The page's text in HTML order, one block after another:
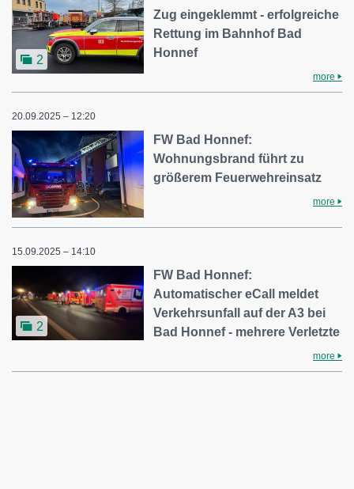
2
Zug eingeklemmt - erfolgreiche
Rettung im Bahnhof Bad
Honnef
more
20.09.2025 – 12:20
FW Bad Honnef:
Wohnungsbrand führt zu
größerem Feuerwehreinsatz
more
15.09.2025 – 14:10
2
FW Bad Honnef:
Automatischer eCall meldet
Verkehrsunfall auf der A3 bei
Bad Honnef - mehrere Verletzte
more